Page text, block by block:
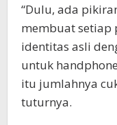
“Dulu, ada
membuat setiap
identitas asli
untuk
itu jumlahnya
tuturnya.